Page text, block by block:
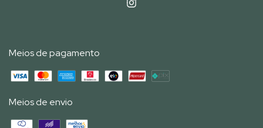
Meios de pagamento
Meios de envio